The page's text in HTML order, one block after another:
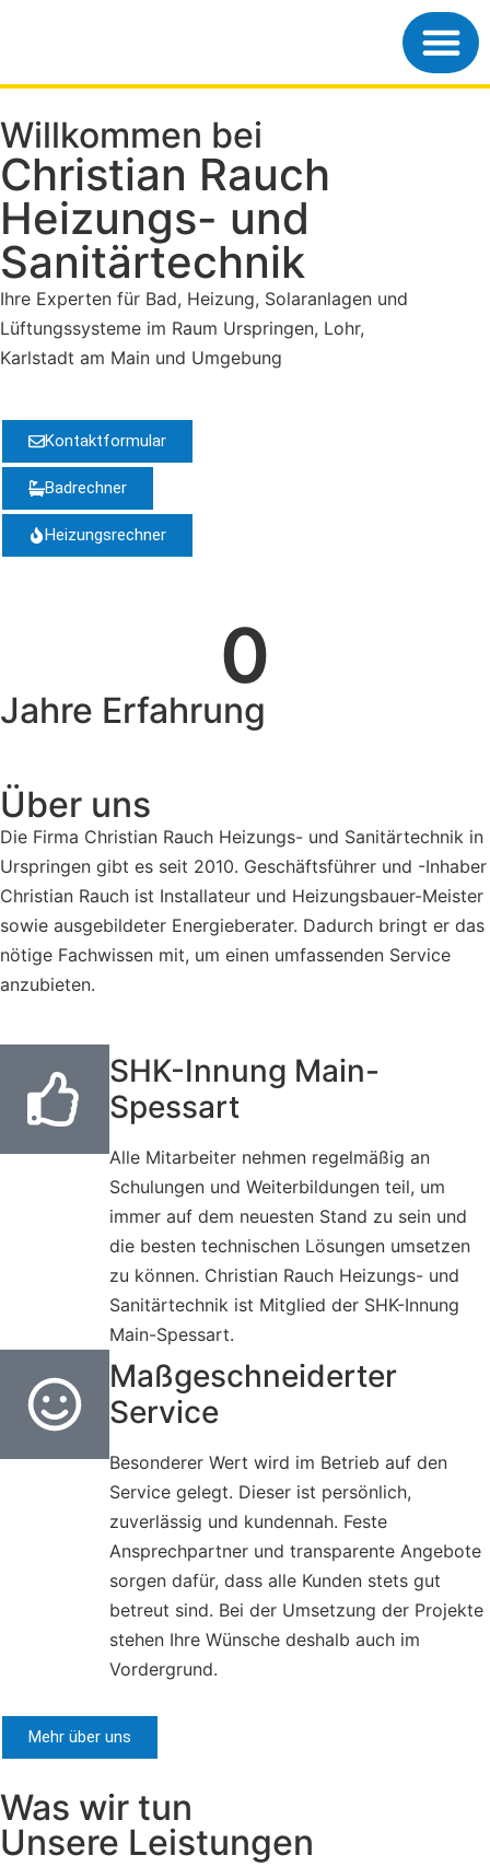
Willkommen bei
Christian Rauch
Heizungs- und
Sanitärtechnik
Ihre Experten für Bad, Heizung, Solaranlagen und
Lüftungssysteme im Raum Urspringen, Lohr,
Karlstadt am Main und Umgebung
Kontaktformular
Badrechner
Heizungsrechner
0
Jahre Erfahrung
Über uns
Die Firma Christian Rauch Heizungs- und Sanitärtechnik in
Urspringen gibt es seit 2010. Geschäftsführer und -Inhaber
Christian Rauch ist Installateur und Heizungsbauer-Meister
sowie ausgebildeter Energieberater. Dadurch bringt er das
nötige Fachwissen mit, um einen umfassenden Service
anzubieten.
SHK-Innung Main-
Spessart
Alle Mitarbeiter nehmen regelmäßig an
Schulungen und Weiterbildungen teil, um
immer auf dem neuesten Stand zu sein und
die besten technischen Lösungen umsetzen
zu können. Christian Rauch Heizungs- und
Sanitärtechnik ist Mitglied der SHK-Innung
Main-Spessart.
Maßgeschneiderter
Service
Besonderer Wert wird im Betrieb auf den
Service gelegt. Dieser ist persönlich,
zuverlässig und kundennah. Feste
Ansprechpartner und transparente Angebote
sorgen dafür, dass alle Kunden stets gut
betreut sind. Bei der Umsetzung der Projekte
stehen Ihre Wünsche deshalb auch im
Vordergrund.
Mehr über uns
Was wir tun
Unsere Leistungen